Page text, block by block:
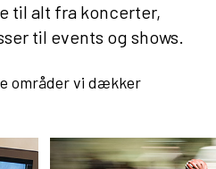
til alt fra koncerter,
til events og shows.
områder vi dækker